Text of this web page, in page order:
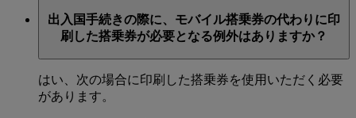
出入国手続きの際に、モバイル搭乗券の代わりに印
刷した搭乗券が必要となる例外はありますか？
はい、次の場合に印刷した搭乗券を使用いただく必要
があります。